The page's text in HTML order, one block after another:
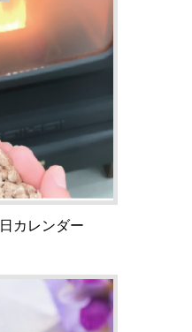
カレンダー